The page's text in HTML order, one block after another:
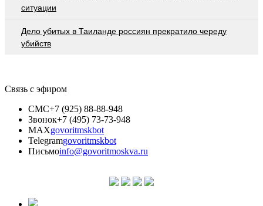
ситуации
Дело убитых в Таиланде россиян прекратило череду
убийств
Связь с эфиром
СМС+7 (925) 88-88-948
Звонок+7 (495) 73-73-948
MAXgovoritmskbot
Telegramgovoritmskbot
Письмоinfo@govoritmoskva.ru